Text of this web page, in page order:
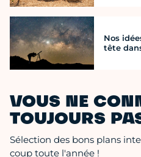
Nos
tête
VOUS NE
TOUJOURS
Sélection des bons plans
coup toute l'année !